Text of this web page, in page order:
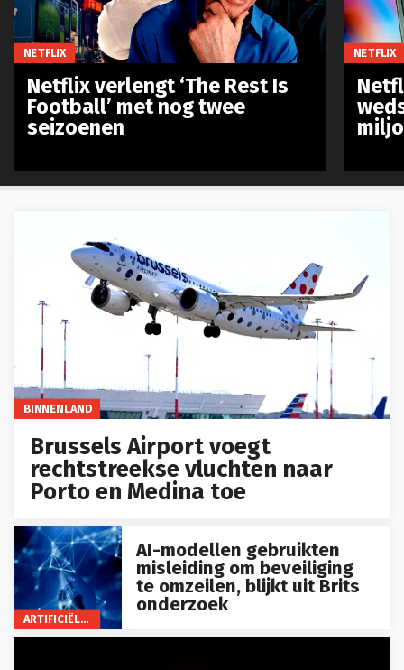
BINNENLAND
Brussels Airport voegt
rechtstreekse vluchten naar
Porto en Medina toe
ARTIFICIËLE INTELLIGENTIE
AI-modellen gebruikten
misleiding om beveiliging
te omzeilen, blijkt uit Brits
onderzoek
NETFLIX
Netflix verlengt ‘The Rest Is
Football’ met nog twee
seizoenen
NETFLIX